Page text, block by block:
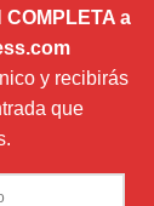
COMPLETA a
y recibirás
que